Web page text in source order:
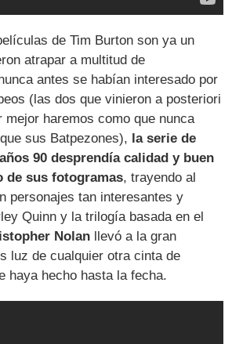
de Tim Burton son ya un
atrapar a multitud de
antes se habían interesado por
(las dos que vinieron a posteriori
mejor haremos como que nunca
sus Batpezones), la serie de
90 desprendía calidad y buen
de sus fotogramas, trayendo al
personajes tan interesantes y
Quinn y la trilogía basada en el
Nolan llevó a la gran
luz de cualquier otra cinta de
haya hecho hasta la fecha.